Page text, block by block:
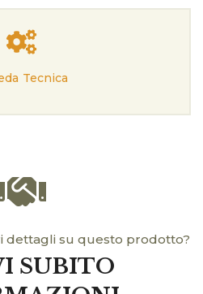
Tecnica
dettagli su questo prodotto?
SUBITO